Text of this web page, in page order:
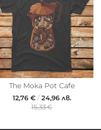
The Moka Pot Cafe
12,76 €/24,96 лв.
15,33 €